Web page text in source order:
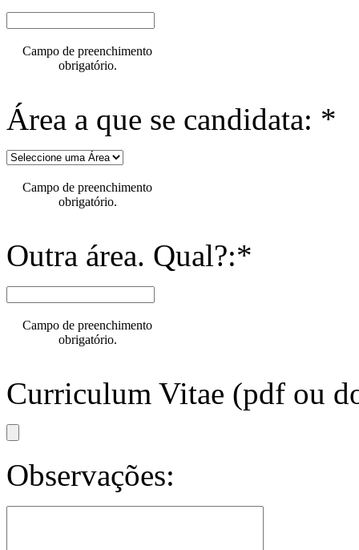
Campo de preenchimento
obrigatório.
Área a que se candidata: *
Campo de preenchimento
obrigatório.
Outra área. Qual?:*
Campo de preenchimento
obrigatório.
Curriculum Vitae (pdf ou
Observações: